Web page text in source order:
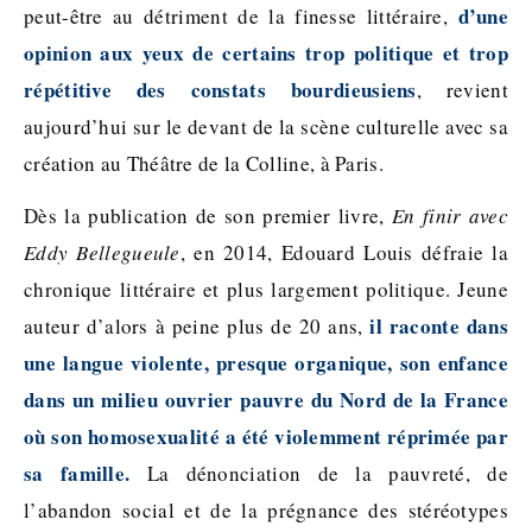
peut-être au détriment de la finesse littéraire, d’une
opinion aux yeux de certains trop politique et trop
répétitive des constats bourdieusiens, revient
aujourd’hui sur le devant de la scène culturelle avec sa
création au Théâtre de la Colline, à Paris.
Dès la publication de son premier livre, En finir avec
Eddy Bellegueule, en 2014, Edouard Louis défraie la
chronique littéraire et plus largement politique. Jeune
auteur d’alors à peine plus de 20 ans,il raconte dans
une langue violente, presque organique, son enfance
dans un milieu ouvrier pauvre du Nord de la France
où son homosexualité a été violemment réprimée par
sa famille. La dénonciation de la pauvreté, de
l’abandon social et de la prégnance des stéréotypes